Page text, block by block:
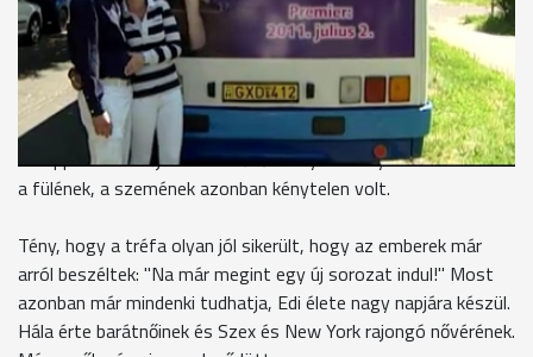
Hát semmit, legalábbis ő maga nem akarta volna, csupán egy
leánybúcsús tréfának indult. Ismerjék meg most Önök is a
rejtélyes hölgy történetét, aki egyébként mit sem sejtett az
egészről.
Az épp az esküvőjére készülődő menyasszony nem akart hinni
a fülének, a szemének azonban kénytelen volt.
Tény, hogy a tréfa olyan jól sikerült, hogy az emberek már
arról beszéltek: "Na már megint egy új sorozat indul!" Most
azonban már mindenki tudhatja, Edi élete nagy napjára készül.
Hála érte barátnőinek és Szex és New York rajongó nővérének.